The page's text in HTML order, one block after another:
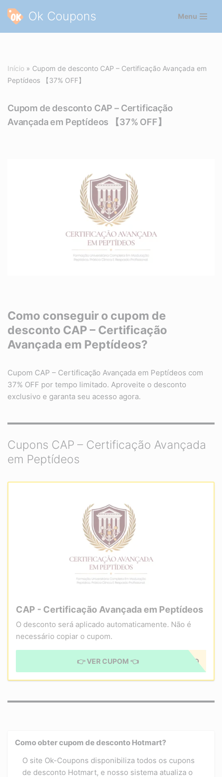
Pular
Ok Coupons Menu
Início » Cupom de desconto CAP – Certificação Avançada em
Peptídeos 【37% OFF】
Cupom de desconto CAP – Certificação
Avançada em Peptídeos 【37% OFF】
Como conseguir o cupom de
desconto CAP – Certificação
Avançada em Peptídeos?
Cupom CAP – Certificação Avançada em Peptídeos com
37% OFF por tempo limitado. Aproveite o desconto
exclusivo e garanta seu acesso agora.
Cupons CAP – Certificação Avançada
em Peptídeos
CAP - Certificação Avançada em Peptídeos
O desconto será aplicado automaticamente. Não é
necessário copiar o cupom.
CUPOM APLICADO
👉 VER CUPOM 👈
Como obter cupom de desconto Hotmart?
O site Ok-Coupons disponibiliza todos os cupons
de desconto Hotmart, e nosso sistema atualiza o